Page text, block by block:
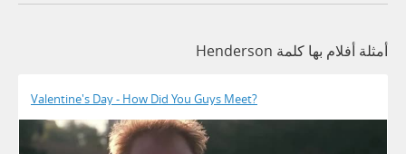
أمثلة أفلام بها كلمة Henderson
Valentine's Day - How Did You Guys Meet?